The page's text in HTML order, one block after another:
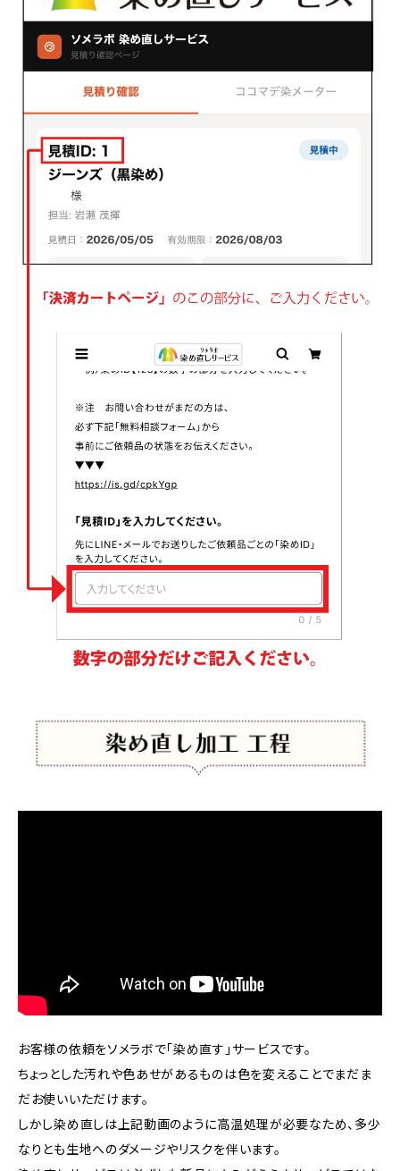
お客様の依頼をソメラボで「染め直す」サービスです。
ちょっとした汚れや色あせがあるものは色を変えることでまだま
だお使いいただけます。
しかし染め直しは上記動画のように高温処理が必要なため、多少
なりとも生地へのダメージやリスクを伴います。